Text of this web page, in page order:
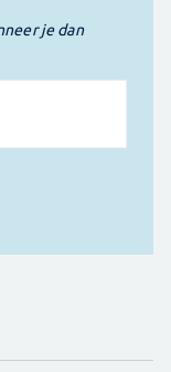
je dan